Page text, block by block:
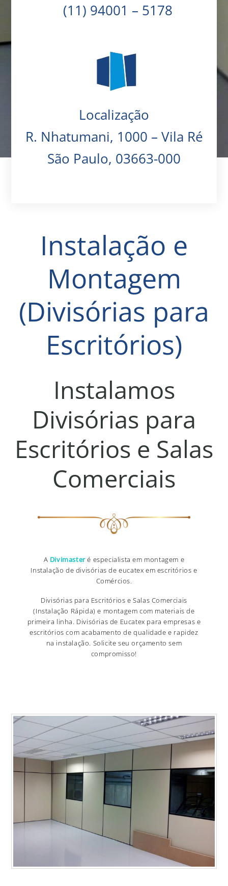
(11) 94001 – 5178
Localização
R. Nhatumani, 1000 – Vila Ré
São Paulo, 03663-000
Instalação e
Montagem
(Divisórias para
Escritórios)
Instalamos
Divisórias para
Escritórios e Salas
Comerciais
A Divimasteré especialista em montagem e
Instalação de divisórias de eucatex em escritórios e
Comércios.
Divisórias para Escritórios e Salas Comerciais
(Instalação Rápida) e montagem com materiais de
primeira linha. Divisórias de Eucatex para empresas e
escritórios com acabamento de qualidade e rapidez
na instalação. Solicite seu orçamento sem
compromisso!